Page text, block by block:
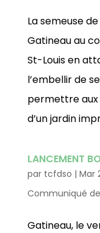
La semeuse
Gatineau au
St-Louis en
l’embellir de
permettre
d’un jardin
LANCEMENT
par tcfdso | Mar
Communiqué
Gatineau, le